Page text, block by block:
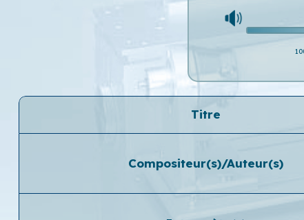
Titre
Compositeur(s)/Auteur(s)